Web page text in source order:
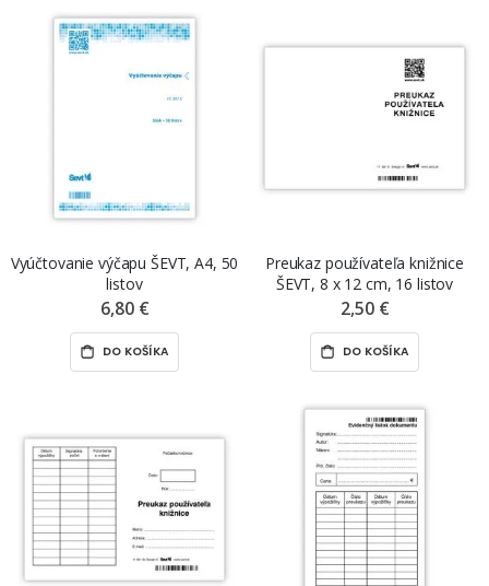
Vyúčtovanie výčapu ŠEVT, A4, 50
listov
6,80 €
DO KOŠÍKA
Preukaz používateľa knižnice
ŠEVT, 8 x 12 cm, 16 listov
2,50 €
DO KOŠÍKA